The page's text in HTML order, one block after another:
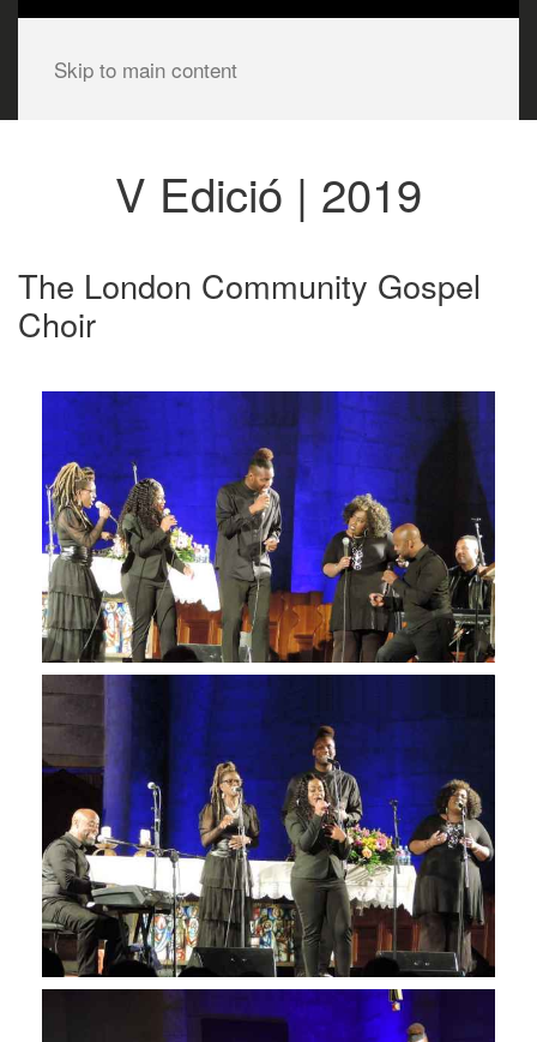
Skip to main content
V Edició | 2019
The London Community Gospel
Choir